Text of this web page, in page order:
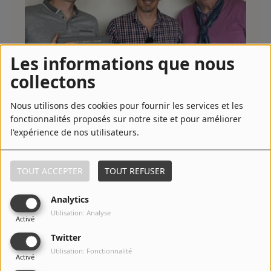
Les informations que nous
collectons
Nous utilisons des cookies pour fournir les services et les
fonctionnalités proposés sur notre site et pour améliorer
l'expérience de nos utilisateurs.
TOUT ACCEPTER TOUT REFUSER
Analytics
Activé
Utilisation: Analyse
Twitter
Activé
Utilisation: Fonctionnalité
Cauchon… au cœur du procès le plus controversé de l’Histoire